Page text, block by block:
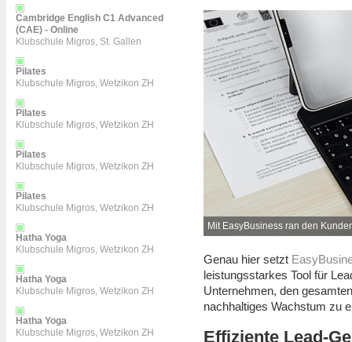
Cambridge English C1 Advanced
(CAE) - Online
Klubschule Migros, St. Gallen
Pilates
Klubschule Migros, Wetzikon ZH
Pilates
Klubschule Migros, Wetzikon ZH
Pilates
Klubschule Migros, Wetzikon ZH
Pilates
Klubschule Migros, Wetzikon ZH
Hatha Yoga
Klubschule Migros, Wetzikon ZH
Hatha Yoga
Klubschule Migros, Wetzikon ZH
Hatha Yoga
Klubschule Migros, Wetzikon ZH
Mit EasyBusiness ran den
Genau hier setzt
leistungsstarkes Tool für
Unternehmen, den
nachhaltiges Wachstum zu
Effiziente Lead-